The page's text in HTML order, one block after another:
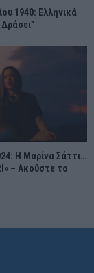
1940: Ελληνικά
Η Μαρίνα Σάττι…
– Ακούστε το